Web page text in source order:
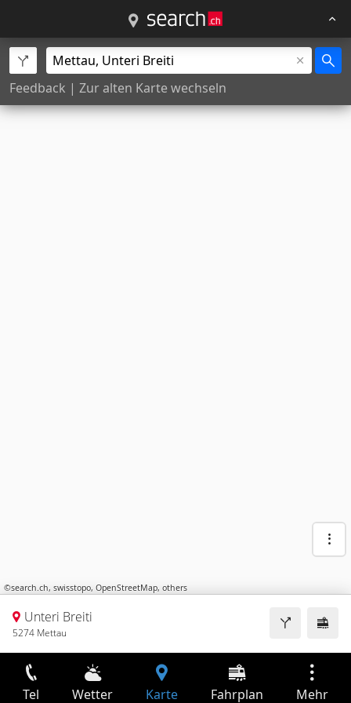
Feedback | Zur alten Karte wechseln
©search.ch, swisstopo, OpenStreetMap, others
Unteri Breiti
5274 Mettau
Tel Wetter Karte Fahrplan Mehr